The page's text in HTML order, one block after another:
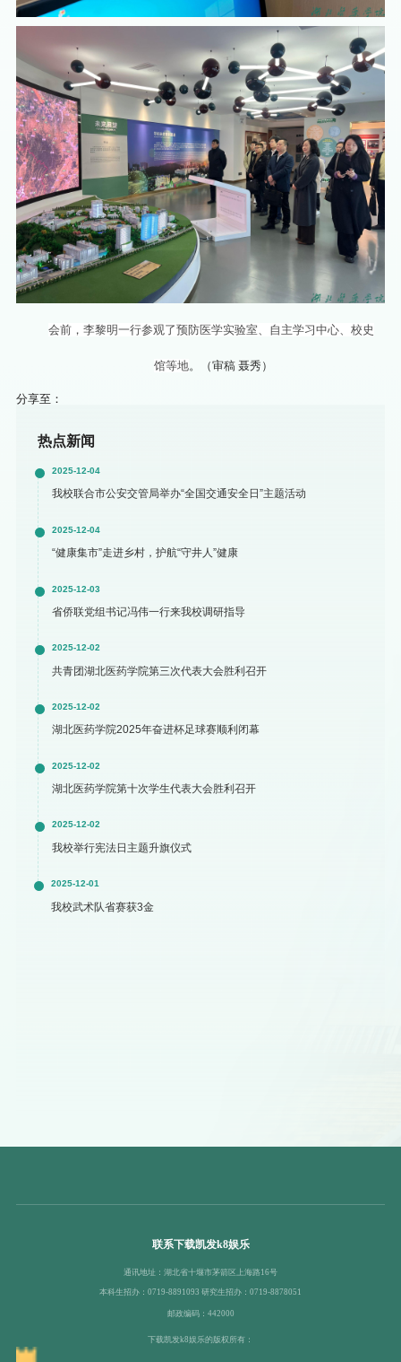
会前，李黎明一行参观了预防医学实验室、自主学习中心、校史
馆等地。（审稿 聂秀）
分享至：
热点新闻
2025-12-04
我校联合市公安交管局举办“全国交通安全日”主题活动
2025-12-04
“健康集市”走进乡村，护航“守井人”健康
2025-12-03
省侨联党组书记冯伟一行来我校调研指导
2025-12-02
共青团湖北医药学院第三次代表大会胜利召开
2025-12-02
湖北医药学院2025年奋进杯足球赛顺利闭幕
2025-12-02
湖北医药学院第十次学生代表大会胜利召开
2025-12-02
我校举行宪法日主题升旗仪式
2025-12-01
我校武术队省赛获3金
联系下载凯发k8娱乐
通讯地址：湖北省十堰市茅箭区上海路16号
本科生招办：0719-8891093 研究生招办：0719-8878051
邮政编码：442000
下载凯发k8娱乐的版权所有：